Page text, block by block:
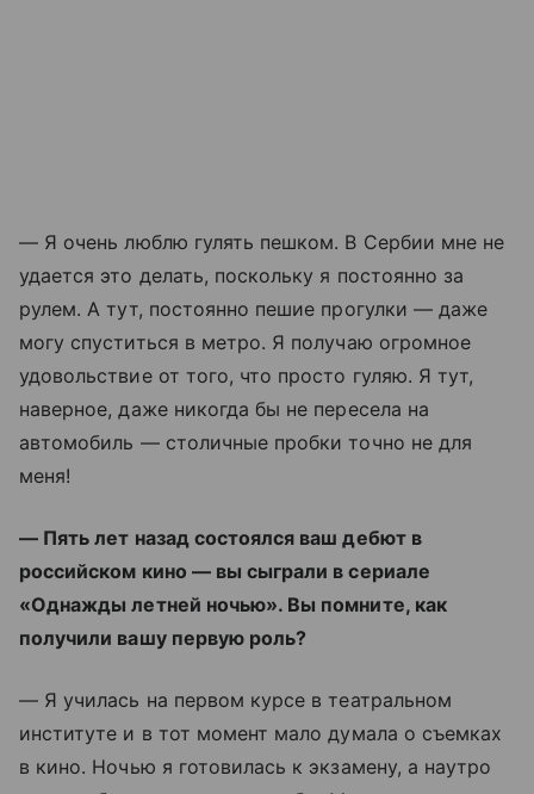
— Я очень люблю гулять пешком. В Сербии мне не
удается это делать, поскольку я постоянно за
рулем. А тут, постоянно пешие прогулки — даже
могу спуститься в метро. Я получаю огромное
удовольствие от того, что просто гуляю. Я тут,
наверное, даже никогда бы не пересела на
автомобиль — столичные пробки точно не для
меня!
— Пять лет назад состоялся ваш дебют в
российском кино — вы сыграли в сериале
«Однажды летней ночью». Вы помните, как
получили вашу первую роль?
— Я училась на первом курсе в театральном
институте и в тот момент мало думала о съемках
в кино. Ночью я готовилась к экзамену, а наутро